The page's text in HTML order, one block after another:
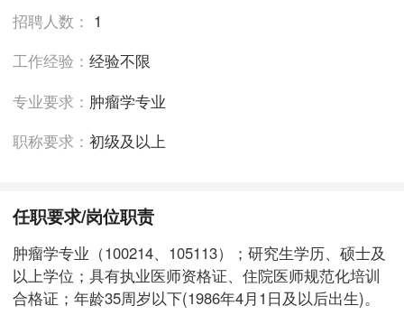
招聘人数： 1
工作经验：经验不限
专业要求： 肿瘤学专业
职称要求：初级及以上
任职要求/岗位职责
肿瘤学专业（100214、105113）；研究生学历、硕士及
以上学位；具有执业医师资格证、住院医师规范化培训
合格证；年龄35周岁以下(1986年4月1日及以后出生)。